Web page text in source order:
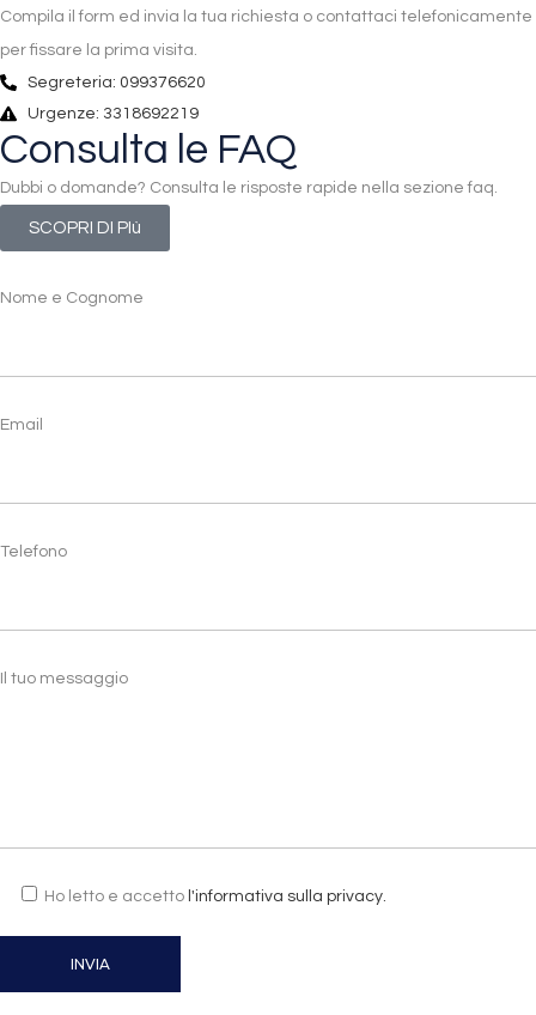
Compila il form ed invia la tua richiesta o contattaci telefonicamente
per fissare la prima visita.
Segreteria: 099376620
Urgenze: 3318692219
Consulta le FAQ
Dubbi o domande? Consulta le risposte rapide nella sezione faq.
SCOPRI DI PIù
Nome e Cognome
Email
Telefono
Il tuo messaggio
Ho letto e accetto l'informativa sulla privacy.